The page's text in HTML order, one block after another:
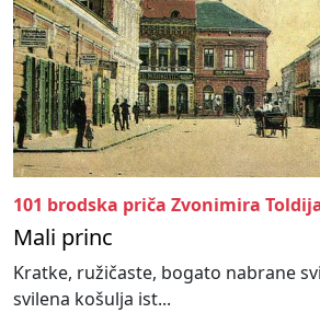
101 brodska priča Zvonimira
Mali princ
Kratke, ružičaste, bogato nabrane
svilena košulja ist...